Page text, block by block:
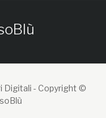
Digitali - Copyright ©